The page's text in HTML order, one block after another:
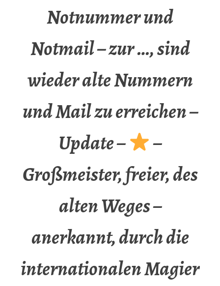
Notnummer und
Notmail – zur …, sind
wieder alte Nummern
und Mail zu erreichen –
Update –
–
Großmeister, freier, des
alten Weges –
anerkannt, durch die
internationalen Magier